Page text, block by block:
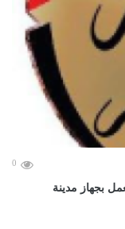
0
بجهاز مدينة